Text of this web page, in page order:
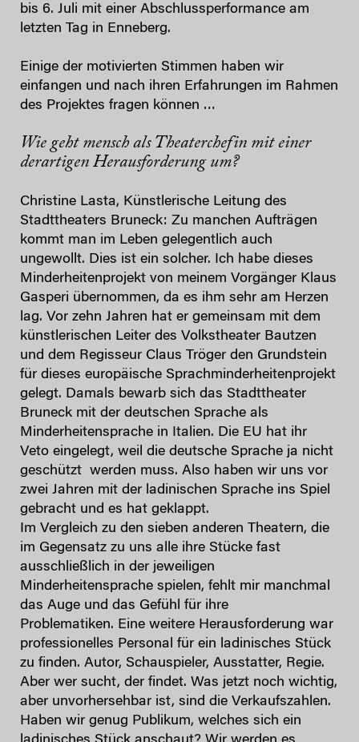
bis 6. Juli mit einer Abschlussperformance am
letzten Tag in Enneberg.
Einige der motivierten Stimmen haben wir
einfangen und nach ihren Erfahrungen im Rahmen
des Projektes fragen können …
Wie geht mensch als Theaterchefin mit einer
derartigen Herausforderung um?
Christine Lasta, Künstlerische Leitung des
Stadttheaters Bruneck: Zu manchen Aufträgen
kommt man im Leben gelegentlich auch
ungewollt. Dies ist ein solcher. Ich habe dieses
Minderheitenprojekt von meinem Vorgänger Klaus
Gasperi übernommen, da es ihm sehr am Herzen
lag. Vor zehn Jahren hat er gemeinsam mit dem
künstlerischen Leiter des Volkstheater Bautzen
und dem Regisseur Claus Tröger den Grundstein
für dieses europäische Sprachminderheitenprojekt
gelegt. Damals bewarb sich das Stadttheater
Bruneck mit der deutschen Sprache als
Minderheitensprache in Italien. Die EU hat ihr
Veto eingelegt, weil die deutsche Sprache ja nicht
geschützt werden muss. Also haben wir uns vor
zwei Jahren mit der ladinischen Sprache ins Spiel
gebracht und es hat geklappt.
Im Vergleich zu den sieben anderen Theatern, die
im Gegensatz zu uns alle ihre Stücke fast
ausschließlich in der jeweiligen
Minderheitensprache spielen, fehlt mir manchmal
das Auge und das Gefühl für ihre
Problematiken. Eine weitere Herausforderung war
professionelles Personal für ein ladinisches Stück
zu finden. Autor, Schauspieler, Ausstatter, Regie.
Aber wer sucht, der findet. Was jetzt noch wichtig,
aber unvorhersehbar ist, sind die Verkaufszahlen.
Haben wir genug Publikum, welches sich ein